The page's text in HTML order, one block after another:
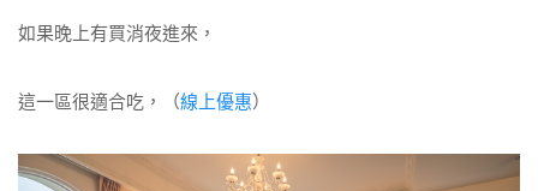
如果晚上有買消夜進來，
這一區很適合吃，（線上優惠）